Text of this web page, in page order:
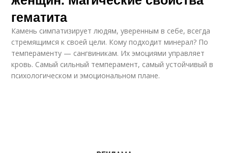
гематита
Камень симпатизирует людям, уверенным в себе, всегда
стремящимся к своей цели. Кому подходит минерал? По
темпераменту — сангвиникам. Их эмоциями управляет
кровь. Самый сильный темперамент, самый устойчивый в
психологическом и эмоциональном плане.